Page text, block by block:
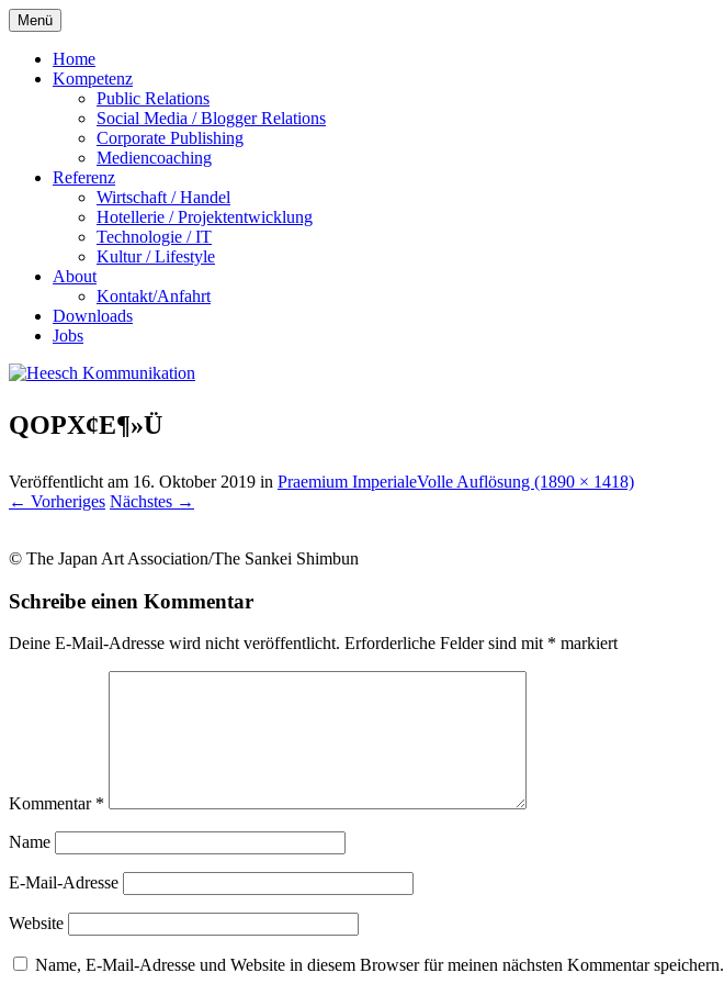
Menü Zum
Inhalt
springen
Home
Kompetenz
Public Relations
Social Media / Blogger Relations
Corporate Publishing
Mediencoaching
Referenz
Wirtschaft / Handel
Hotellerie / Projektentwicklung
Technologie / IT
Kultur / Lifestyle
About
Kontakt/Anfahrt
Downloads
Jobs
QOPX¢E¶»Ü
Veröffentlicht am 16. Oktober 2019 in Praemium ImperialeVolle Auflösung (1890 × 1418)
← Vorheriges Nächstes →
© The Japan Art Association/The Sankei Shimbun
Schreibe einen Kommentar
Deine E-Mail-Adresse wird nicht veröffentlicht. Erforderliche Felder sind mit * markiert
Kommentar *
Name
E-Mail-Adresse
Website
Name, E-Mail-Adresse und Website in diesem Browser für meinen nächsten Kommentar speichern.